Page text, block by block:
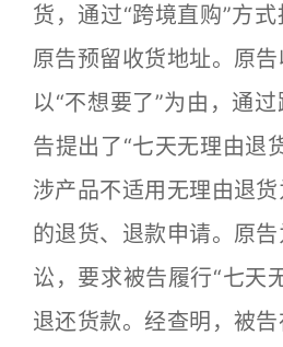
货，通过“跨境直购”方
原告预留收货地址。原
以“不想要了”为由，通
告提出了“七天无理由退
涉产品不适用无理由退
的退货、退款申请。原
讼，要求被告履行“七天
退还货款。经查明，被